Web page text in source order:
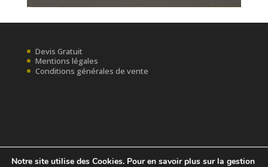
Devis Gratuit
Mentions légales
Conditions générales de vente
Notre site utilise des Cookies. Pour en savoir plus sur la gestion